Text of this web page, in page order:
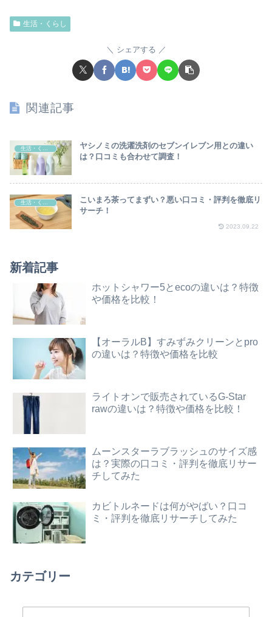
生活・くらし
シェアする
関連記事
生活・くらし
ヤシノミの洗濯洗剤のセブンイレブン用との違い
は？口コミも合わせて調査！
生活・くらし
こいまろ茶ってまずい？悪い口コミ・評判を徹底リ
サーチ！
2023.09.22
新着記事
ホットシャワー5とecoの違いは？特徴
や価格を比較！
【オーラルB】すみずみクリーンとpro
の違いは？特徴や価格を比較
ライトオンで販売されているG-Star
rawの違いは？特徴や価格を比較！
ムーンスターラブラッシュのサイズ感
は？実際の口コミ・評判を徹底リサー
チしてみた
カビトルネードは何がやばい？口コ
ミ・評判を徹底リサーチしてみた
カテゴリー